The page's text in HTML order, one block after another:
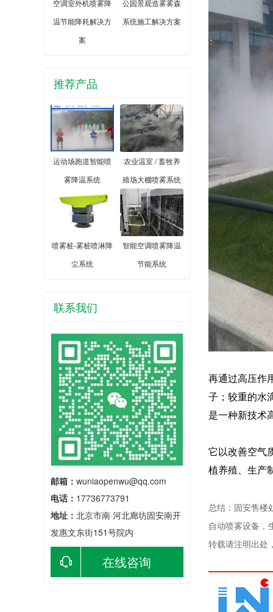
空调室外机喷雾降
温节能降耗解决方
案
公园景观造雾雾森
系统施工解决方案
推荐产品
运动场跑道智能喷
雾降温系统
农业温室 / 畜牧养
殖场大棚喷雾系统
喷雾桩-雾桩喷淋降
尘系统
智能空调喷雾降温
节能系统
联系我们
邮箱： wuniaopenwu@qq.com
电话： 17736773791
地址： 北京市南·河北廊坊固安南开
发惠文东街151号院内
在线咨询
再通过高压作
子；较重的水
是一种新技术
它以改善空气
植养殖、生产
总结：固安售楼
自动喷雾设备，
转载请注明出处